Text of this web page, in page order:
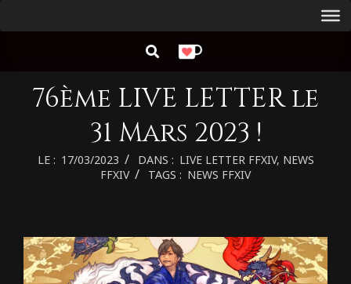
au
de
RECHERCHER
76ème LIVE LETTER le
31 Mars 2023 !
LE : 17/03/2023 DANS : LIVE LETTER FFXIV, NEWS
FFXIV
TAGS : NEWS FFXIV